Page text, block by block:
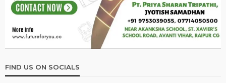
FIND US ON SOCIALS